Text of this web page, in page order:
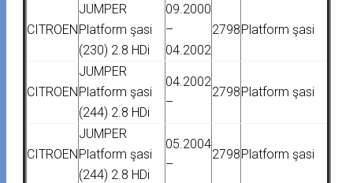
CITROEN
JUMPER
Platform şasi
(230) 2.8 HDi
09.2000
–
04.2002
2798Platform şasi
CITROEN
JUMPER
Platform şasi
(244) 2.8 HDi
04.2002
–
2798Platform şasi
CITROEN
JUMPER
Platform şasi
(244) 2.8 HDi
05.2004
–
2798Platform şasi